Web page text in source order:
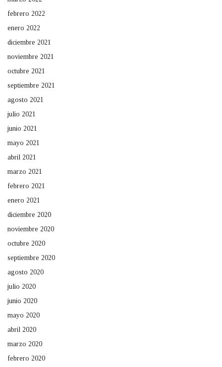
febrero 2022
enero 2022
diciembre 2021
noviembre 2021
octubre 2021
septiembre 2021
agosto 2021
julio 2021
junio 2021
mayo 2021
abril 2021
marzo 2021
febrero 2021
enero 2021
diciembre 2020
noviembre 2020
octubre 2020
septiembre 2020
agosto 2020
julio 2020
junio 2020
mayo 2020
abril 2020
marzo 2020
febrero 2020